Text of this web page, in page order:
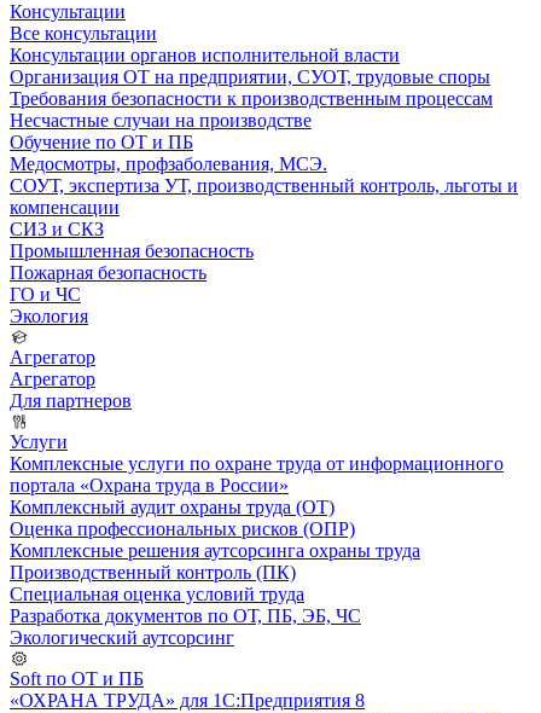
Консультации
Все консультации
Консультации органов исполнительной власти
Организация ОТ на предприятии, СУОТ, трудовые споры
Требования безопасности к производственным процессам
Несчастные случаи на производстве
Обучение по ОТ и ПБ
Медосмотры, профзаболевания, МСЭ.
СОУТ, экспертиза УТ, производственный контроль, льготы и
компенсации
СИЗ и СКЗ
Промышленная безопасность
Пожарная безопасность
ГО и ЧС
Экология
Агрегатор
Агрегатор
Для партнеров
Услуги
Комплексные услуги по охране труда от информационного
портала «Охрана труда в России»
Комплексный аудит охраны труда (ОТ)
Оценка профессиональных рисков (ОПР)
Комплексные решения аутсорсинга охраны труда
Производственный контроль (ПК)
Специальная оценка условий труда
Разработка документов по ОТ, ПБ, ЭБ, ЧС
Экологический аутсорсинг
Soft по ОТ и ПБ
«ОХРАНА ТРУДА» для 1С:Предприятия 8